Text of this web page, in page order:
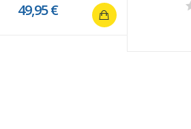
49,95 €